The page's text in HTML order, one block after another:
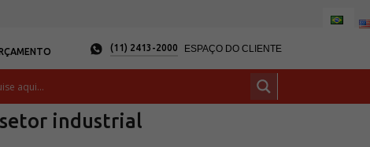
(11) 2413-2000 ESPAÇO DO CLIENTE
setor industrial